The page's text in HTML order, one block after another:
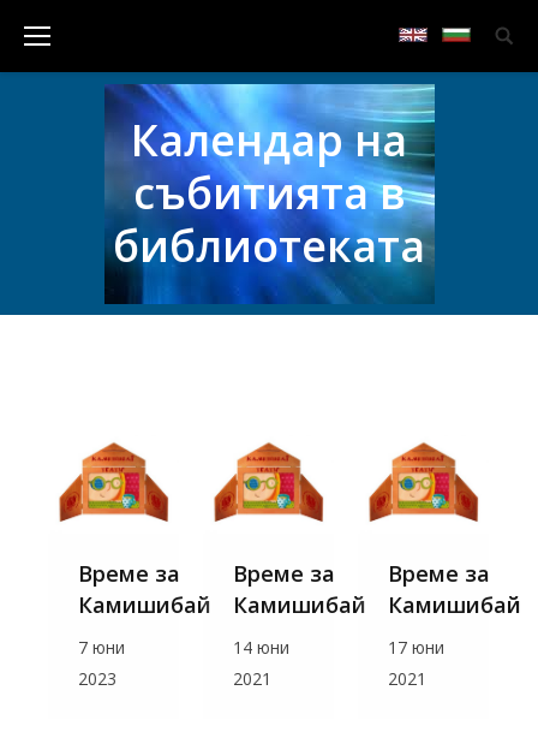
Календар на
събитията в
библиотеката
Време за
Камишибай
7 юни
2023
Време за
Камишибай
14 юни
2021
Време за
Камишибай
17 юни
2021